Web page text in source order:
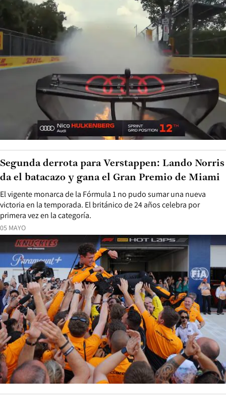
05 MAYO
El vigente monarca de la Fórmula 1 no pudo sumar una nueva
victoria en la temporada. El británico de 24 años celebra por
primera vez en la categoría.
Segunda derrota para Verstappen: Lando Norris
da el batacazo y gana el Gran Premio de Miami